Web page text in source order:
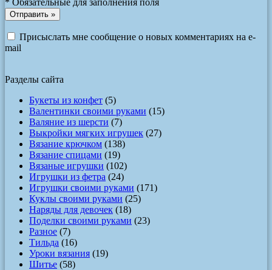
Присыслать мне сообщение о новых комментариях на e-
mail
Разделы сайта
Букеты из конфет (5)
Валентинки своими руками (15)
Валяние из шерсти (7)
Выкройки мягких игрушек (27)
Вязание крючком (138)
Вязание спицами (19)
Вязаные игрушки (102)
Игрушки из фетра (24)
Игрушки своими руками (171)
Куклы своими руками (25)
Наряды для девочек (18)
Поделки своими руками (23)
Разное (7)
Тильда (16)
Уроки вязания (19)
Шитье (58)